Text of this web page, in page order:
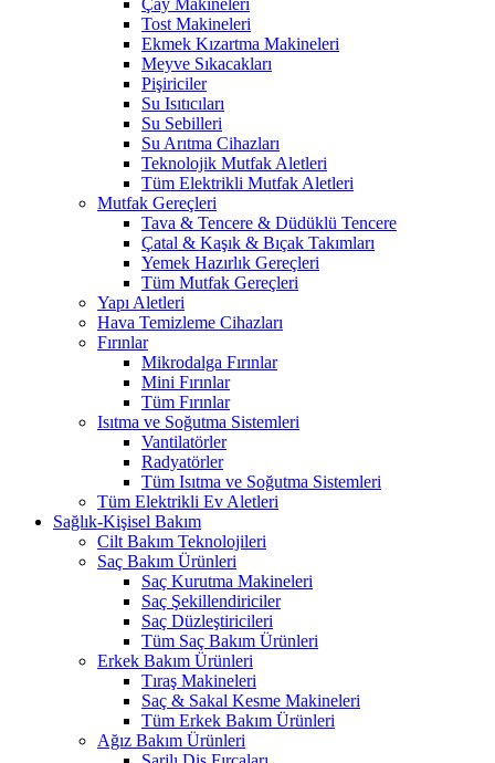
Çay Makineleri
Tost Makineleri
Ekmek Kızartma Makineleri
Meyve Sıkacakları
Pişiriciler
Su Isıtıcıları
Su Sebilleri
Su Arıtma Cihazları
Teknolojik Mutfak Aletleri
Tüm Elektrikli Mutfak Aletleri
Mutfak Gereçleri
Tava & Tencere & Düdüklü Tencere
Çatal & Kaşık & Bıçak Takımları
Yemek Hazırlık Gereçleri
Tüm Mutfak Gereçleri
Yapı Aletleri
Hava Temizleme Cihazları
Fırınlar
Mikrodalga Fırınlar
Mini Fırınlar
Tüm Fırınlar
Isıtma ve Soğutma Sistemleri
Vantilatörler
Radyatörler
Tüm Isıtma ve Soğutma Sistemleri
Tüm Elektrikli Ev Aletleri
Sağlık-Kişisel Bakım
Cilt Bakım Teknolojileri
Saç Bakım Ürünleri
Saç Kurutma Makineleri
Saç Şekillendiriciler
Saç Düzleştiricileri
Tüm Saç Bakım Ürünleri
Erkek Bakım Ürünleri
Tıraş Makineleri
Saç & Sakal Kesme Makineleri
Tüm Erkek Bakım Ürünleri
Ağız Bakım Ürünleri